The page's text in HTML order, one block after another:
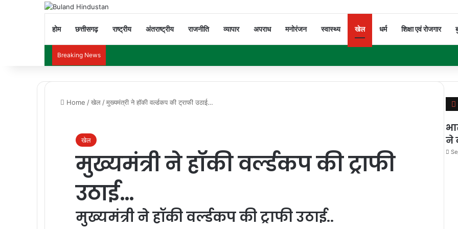
होम छत्तीसगढ़ राष्ट्रीय अंतराष्ट्रीय राजनीति व्यापार अपराध मनोरंजन स्वास्थ्य खेल धर्म शिक्षा एवं रोजगार
Breaking News
Home /खेल /मुख्यमंत्री ने हॉकी वर्ल्डकप की ट्राफी उठाई…
खेल
मुख्यमंत्री ने हॉकी वर्ल्डकप की ट्राफी
उठाई…
मुख्यमंत्री ने हॉकी वर्ल्डकप की ट्राफी उठाई..
ने